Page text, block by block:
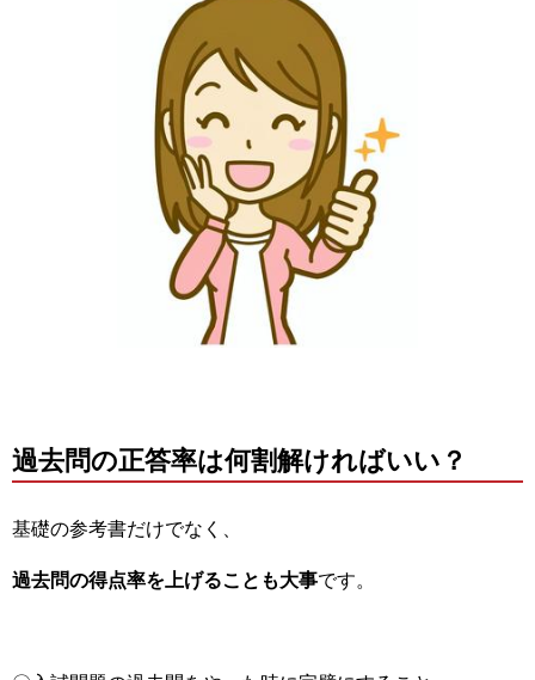
過去問の正答率は何割解ければいい？
基礎の参考書だけでなく、
過去問の得点率を上げることも大事です。